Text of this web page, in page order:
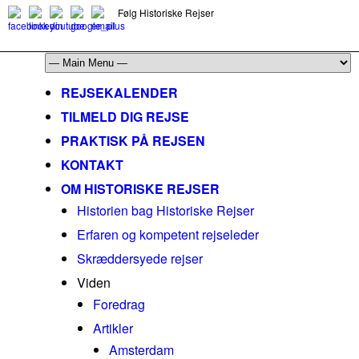
Følg Historiske Rejser
REJSEKALENDER
TILMELD DIG REJSE
PRAKTISK PÅ REJSEN
KONTAKT
OM HISTORISKE REJSER
Historien bag Historiske Rejser
Erfaren og kompetent rejseleder
Skræddersyede rejser
Viden
Foredrag
Artikler
Amsterdam